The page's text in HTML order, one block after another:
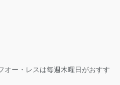
オー・レスは毎週木曜日がおすす